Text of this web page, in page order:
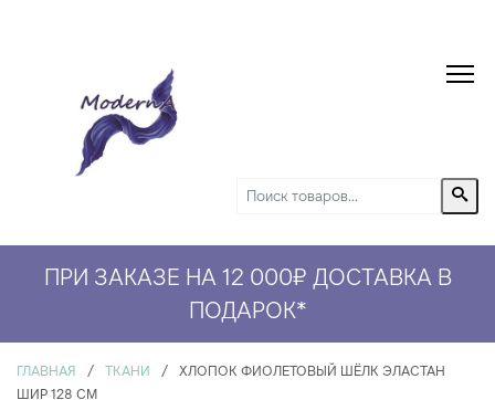
ПРИ ЗАКАЗЕ НА 12 000₽ ДОСТАВКА В
ПОДАРОК*
ГЛАВНАЯ / ТКАНИ /
ХЛОПОК ФИОЛЕТОВЫЙ ШЁЛК ЭЛАСТАН
ШИР 128 СМ